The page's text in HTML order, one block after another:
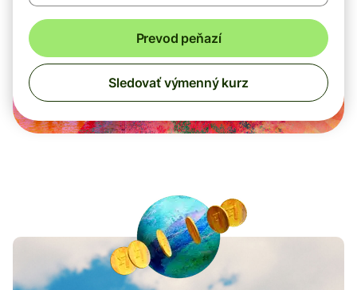
Prevod peňazí
Sledovať výmenný kurz